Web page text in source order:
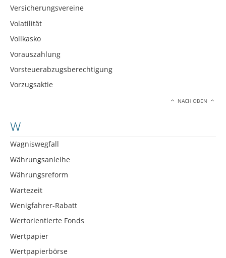
Versicherungsvereine
Volatilität
Vollkasko
Vorauszahlung
Vorsteuerabzugsberechtigung
Vorzugsaktie
NACH OBEN
W
Wagniswegfall
Währungsanleihe
Währungsreform
Wartezeit
Wenigfahrer-Rabatt
Wertorientierte Fonds
Wertpapier
Wertpapierbörse